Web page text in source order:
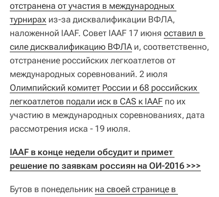
отстранена от участия в международных
турнирах из-за дисквалификации ВФЛА,
наложенной IAAF. Совет IAAF 17 июня оставил в
силе дисквалификацию ВФЛА и, соответственно,
отстранение российских легкоатлетов от
международных соревнований. 2 июля
Олимпийский комитет России и 68 российских
легкоатлетов подали иск в CAS к IAAF по их
участию в международных соревнованиях, дата
рассмотрения иска - 19 июля.
IAAF в конце недели обсудит и примет
решение по заявкам россиян на ОИ-2016 >>>
Бутов в понедельник на своей странице в